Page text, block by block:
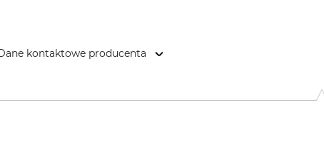
kontaktowe producenta